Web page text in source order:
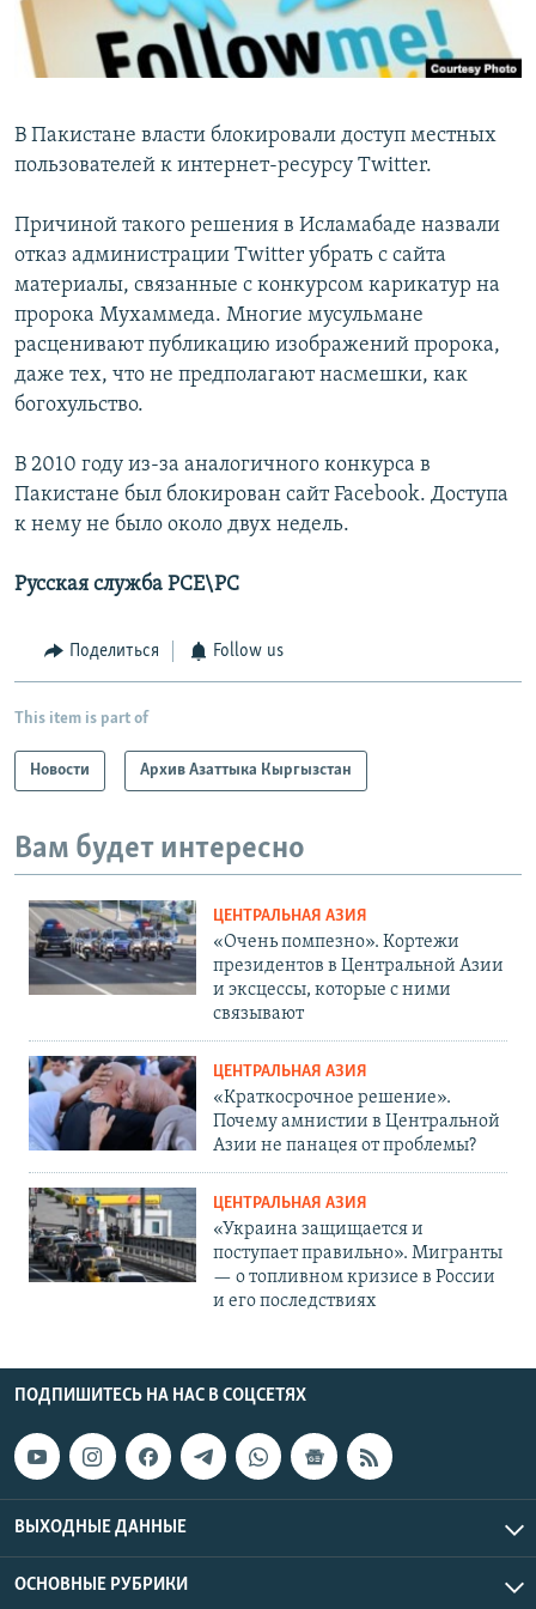
В Пакистане власти блокировали доступ местных
пользователей к интернет-ресурсу Twitter.
Причиной такого решения в Исламабаде назвали
отказ администрации Twitter убрать с сайта
материалы, связанные с конкурсом карикатур на
пророка Мухаммеда. Многие мусульмане
расценивают публикацию изображений пророка,
даже тех, что не предполагают насмешки, как
богохульство.
В 2010 году из-за аналогичного конкурса в
Пакистане был блокирован сайт Facebook. Доступа
к нему не было около двух недель.
Русская служба РСЕ\РС
Поделиться Follow us
This item is part of
Новости Архив Азаттыка Кыргызстан
Вам будет интересно
ЦЕНТРАЛЬНАЯ АЗИЯ
«Очень помпезно». Кортежи
президентов в Центральной Азии
и эксцессы, которые с ними
связывают
ЦЕНТРАЛЬНАЯ АЗИЯ
«Краткосрочное решение».
Почему амнистии в Центральной
Азии не панацея от проблемы?
ЦЕНТРАЛЬНАЯ АЗИЯ
«Украина защищается и
поступает правильно». Мигранты
— о топливном кризисе в России
и его последствиях
ПОДПИШИТЕСЬ НА НАС В СОЦСЕТЯХ
ВЫХОДНЫЕ ДАННЫЕ
ОСНОВНЫЕ РУБРИКИ